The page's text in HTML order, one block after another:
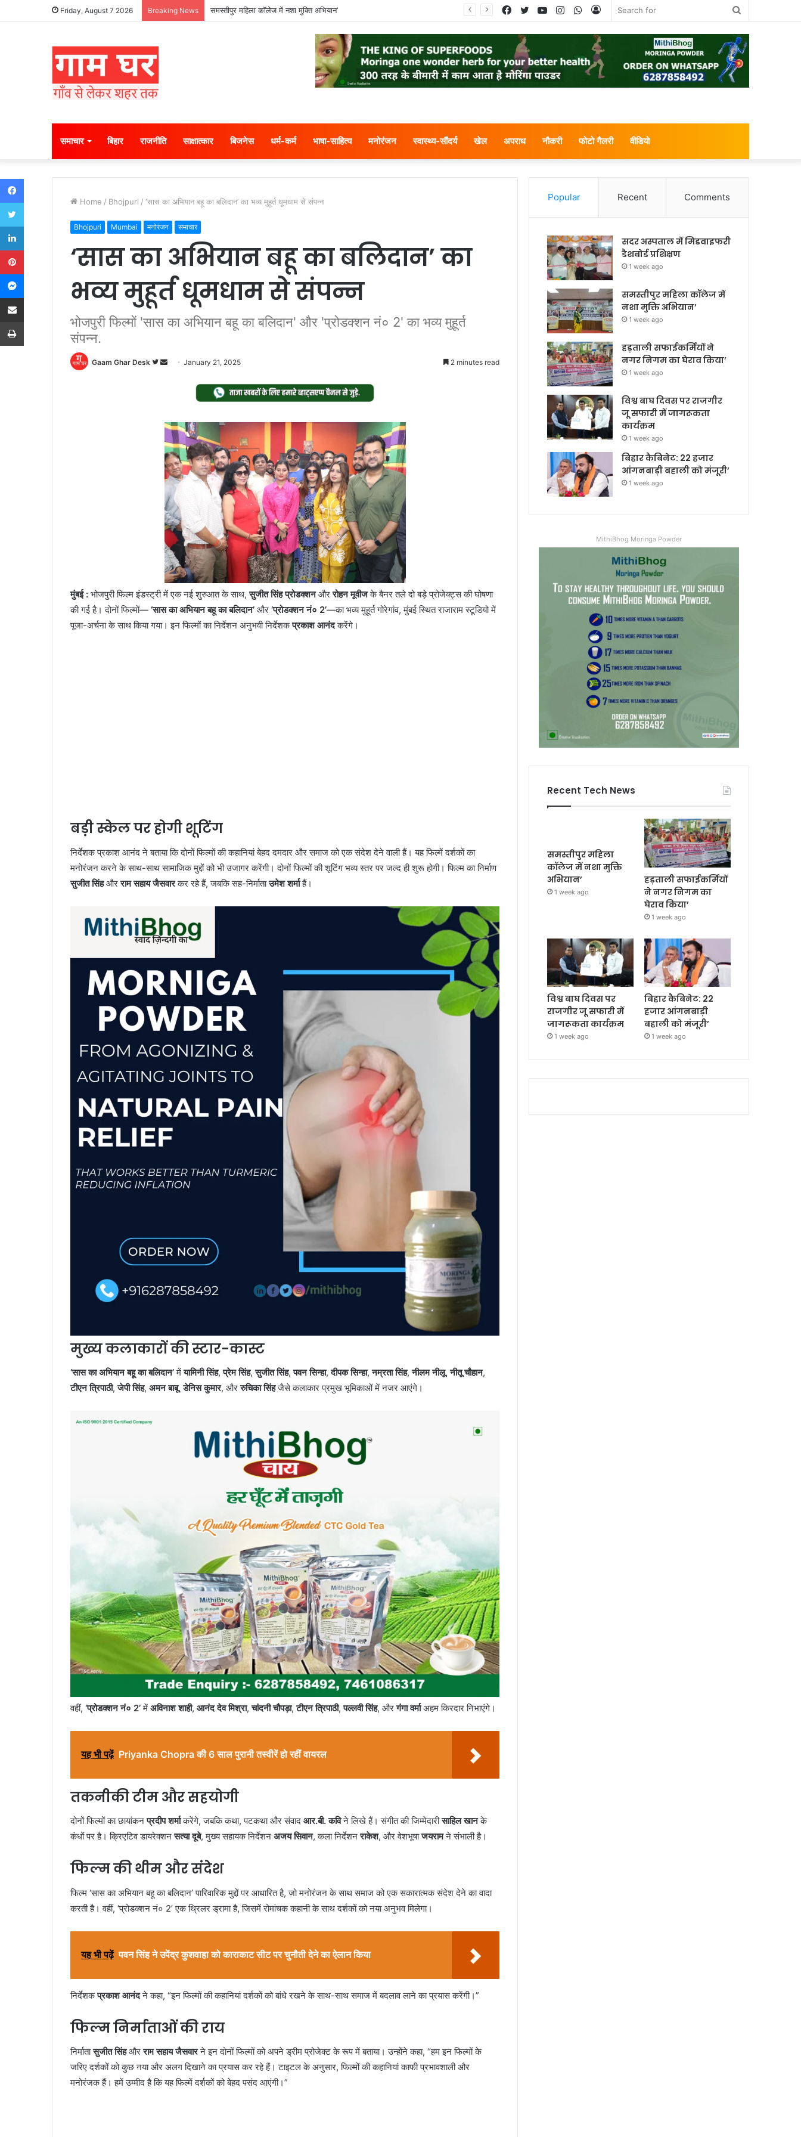
Friday, August 7 2026 Breaking News हड़ताली सफाईकर्मियों ने नगर निगम का घेराव किया’
Log
WhatsApp
Instagram
YouTube
Twitter
Facebook
समाचार बिहार राजनीति साक्षात्कार बिजनेस धर्म-कर्म भाषा-साहित्य मनोरंजन स्वास्थ्य-सौंदर्य खेल अपराध नौकरी फोटो गैलरी वीडियो
Home / Bhojpuri / ‘सास का अभियान बहू का बलिदान’ का भव्य मुहूर्त धूमधाम से संपन्न
Bhojpuri Mumbai मनोरंजन समाचार
‘सास का अभियान बहू का बलिदान’ का
भव्य मुहूर्त धूमधाम से संपन्न
भोजपुरी फिल्मों 'सास का अभियान बहू का बलिदान' और 'प्रोडक्शन नं० 2' का भव्य मुहूर्त
संपन्न.
Gaam Ghar Desk
Follow
SendJanuary 21, 2025 2 minutes read
मुंबई : भोजपुरी फिल्म इंडस्ट्री में एक नई शुरुआत के साथ,सुजीत सिंह प्रोडक्शनऔररोहन मूवीजके बैनर तले दो बड़े प्रोजेक्ट्स की घोषणा
की गई है। दोनों फिल्मों— ‘सास का अभियान बहू का बलिदान’ और ‘प्रोडक्शन नं० 2’—का भव्य मुहूर्त गोरेगांव, मुंबई स्थित राजाराम स्टूडियो में
पूजा-अर्चना के साथ किया गया। इन फिल्मों का निर्देशन अनुभवी निर्देशकप्रकाश आनंदकरेंगे।
बड़ी स्केल पर होगी शूटिंग
निर्देशक प्रकाश आनंद ने बताया कि दोनों फिल्मों की कहानियां बेहद दमदार और समाज को एक संदेश देने वाली हैं। यह फिल्में दर्शकों का
मनोरंजन करने के साथ-साथ सामाजिक मुद्दों को भी उजागर करेंगी। दोनों फिल्मों की शूटिंग भव्य स्तर पर जल्द ही शुरू होगी। फिल्म का निर्माण
सुजीत सिंहऔरराम सहाय जैसवारकर रहे हैं, जबकि सह-निर्माताउमेश शर्माहैं।
मुख्य कलाकारों की स्टार-कास्ट
‘सास का अभियान बहू का बलिदान’मेंयामिनी सिंह,प्रेम सिंह,सुजीत सिंह,पवन सिन्हा,दीपक सिन्हा,नम्रता सिंह,नीलम नीलू,नीतू चौहान,
टीएन त्रिपाठी,जेपी सिंह, अमन बाबू,डेनिस कुमार, औररुचिका सिंहजैसे कलाकार प्रमुख भूमिकाओं में नजर आएंगे।
वहीं, ‘प्रोडक्शन नं० 2’में अविनाश शाही, आनंद देव मिश्रा,चांदनी चौपड़ा,टीएन त्रिपाठी,पल्लवी सिंह, औरगंगा वर्माअहम किरदार निभाएंगे।
यह भी पढ़ें Priyanka Chopra की 6 साल पुरानी तस्वीरें हो रहीं वायरल
तकनीकी टीम और सहयोगी
दोनों फिल्मों का छायांकनप्रदीप शर्माकरेंगे, जबकि कथा, पटकथा और संवाद आर.बी. कविने लिखे हैं। संगीत की जिम्मेदारीसाहिल खानके
कंधों पर है। क्रिएटिव डायरेक्शनसत्या दूबे, मुख्य सहायक निर्देशन अजय सिवान, कला निर्देशनराकेश, और वेशभूषाजयरामने संभाली है।
फिल्म की थीम और संदेश
फिल्म ‘सास का अभियान बहू का बलिदान’ पारिवारिक मुद्दों पर आधारित है, जो मनोरंजन के साथ समाज को एक सकारात्मक संदेश देने का वादा
करती है। वहीं, ‘प्रोडक्शन नं० 2’ एक थ्रिलर ड्रामा है, जिसमें रोमांचक कहानी के साथ दर्शकों को नया अनुभव मिलेगा।
यह भी पढ़ें पवन सिंह ने उपेंद्र कुशवाहा को काराकाट सीट पर चुनौती देने का ऐलान किया
निर्देशकप्रकाश आनंदने कहा, “इन फिल्मों की कहानियां दर्शकों को बांधे रखने के साथ-साथ समाज में बदलाव लाने का प्रयास करेंगी।”
फिल्म निर्माताओं की राय
निर्मातासुजीत सिंहऔरराम सहाय जैसवारने इन दोनों फिल्मों को अपने ड्रीम प्रोजेक्ट के रूप में बताया। उन्होंने कहा, “हम इन फिल्मों के
जरिए दर्शकों को कुछ नया और अलग दिखाने का प्रयास कर रहे हैं। टाइटल के अनुसार, फिल्मों की कहानियां काफी प्रभावशाली और
मनोरंजक हैं। हमें उम्मीद है कि यह फिल्में दर्शकों को बेहद पसंद आएंगी।”
Popular Recent Comments
सदर अस्पताल में मिडवाइफरी
डैशबोर्ड प्रशिक्षण
1 week ago
समस्तीपुर महिला कॉलेज में
नशा मुक्ति अभियान’
1 week ago
हड़ताली सफाईकर्मियों ने
नगर निगम का घेराव किया’
1 week ago
विश्व बाघ दिवस पर राजगीर
जू सफारी में जागरूकता
कार्यक्रम
1 week ago
बिहार कैबिनेट: 22 हजार
आंगनबाड़ी बहाली को मंजूरी’
1 week ago
MithiBhog Moringa Powder
Recent Tech News
समस्तीपुर महिला
कॉलेज में नशा मुक्ति
अभियान’
1 week ago
हड़ताली सफाईकर्मियों
ने नगर निगम का
घेराव किया’
1 week ago
विश्व बाघ दिवस पर
राजगीर जू सफारी में
जागरूकता कार्यक्रम
1 week ago
बिहार कैबिनेट: 22
हजार आंगनबाड़ी
बहाली को मंजूरी’
1 week ago
Facebook
Twitter
LinkedIn
Pinterest
Messenger
Share via Email